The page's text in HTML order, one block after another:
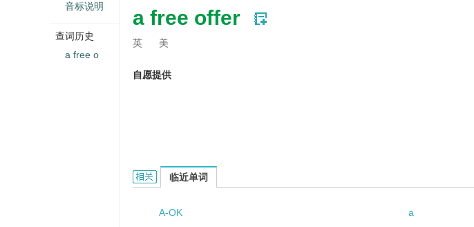
a free offer
英 美
自愿提供
a free offer的相关资料：
临近单词
A-OK
a
音标说明
查词历史
a free o